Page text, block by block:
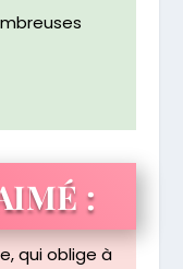
:
qui oblige à